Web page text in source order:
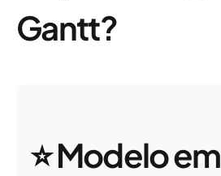
Gantt?
⭐ Modelo em